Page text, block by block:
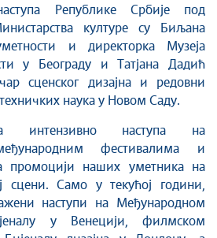
Републике Србије под
културе су Биљана
и директорка Музеја
у Београду и Татјана Дадић
сценског дизајна и редовни
наука у Новом Саду.
интензивно наступа на
фестивалима и
промоцији наших уметника на
сцени. Само у текућој години,
наступи на Међународном
у Венецији, филмском